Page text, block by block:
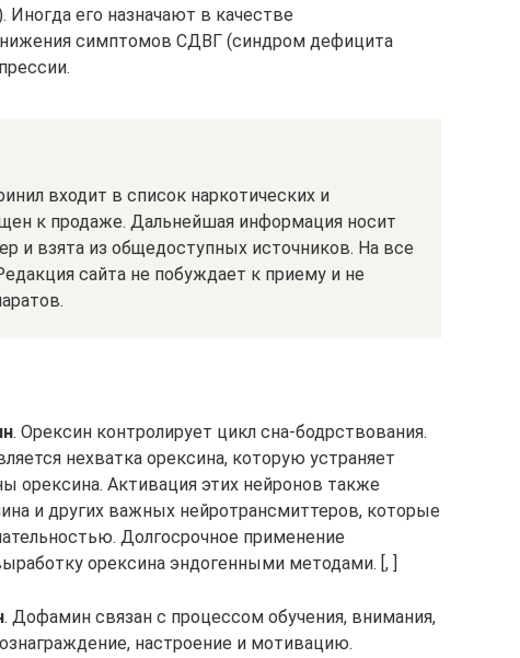
Иногда его назначают в качестве
симптомов СДВГ (синдром дефицита
входит в список наркотических и
к продаже. Дальнейшая информация носит
и взята из общедоступных источников. На все
сайта не побуждает к приему и не
. Орексин контролирует цикл сна-бодрствования.
нехватка орексина, которую устраняет
орексина. Активация этих нейронов также
и других важных нейротрансмиттеров, которые
Долгосрочное применение
орексина эндогенными методами. [, ]
. Дофамин связан с процессом обучения, внимания,
настроение и мотивацию.